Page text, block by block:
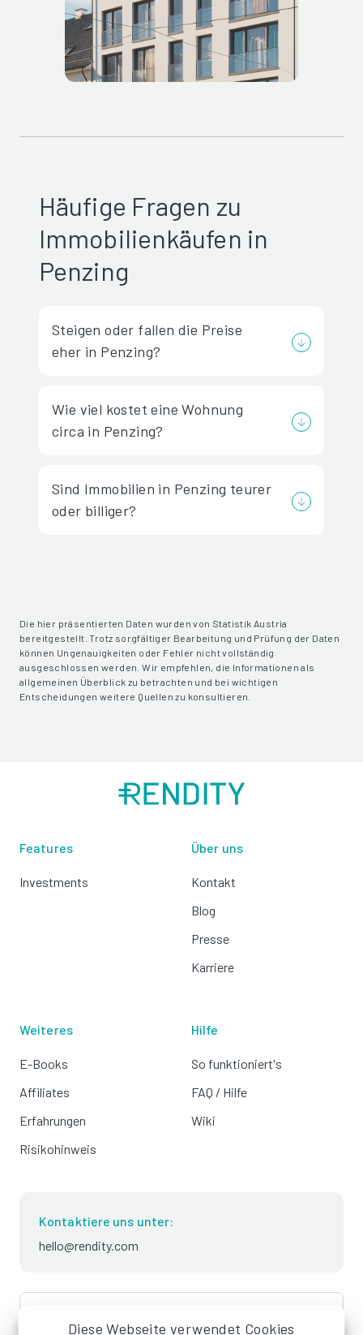
Diese Webseite verwendet Cookies
Häufige Fragen zu
Immobilienkäufen in
Penzing
Steigen oder fallen die Preise
eher in Penzing?
Wie viel kostet eine Wohnung
circa in Penzing?
Sind Immobilien in Penzing teurer
oder billiger?
Die hier präsentierten Daten wurden von Statistik Austria
bereitgestellt. Trotz sorgfältiger Bearbeitung und Prüfung der Daten
können Ungenauigkeiten oder Fehler nicht vollständig
ausgeschlossen werden. Wir empfehlen, die Informationen als
allgemeinen Überblick zu betrachten und bei wichtigen
Entscheidungen weitere Quellen zu konsultieren.
Features
Investments
Über uns
Kontakt
Blog
Presse
Karriere
Weiteres
E-Books
Affiliates
Erfahrungen
Risikohinweis
Hilfe
So funktioniert's
FAQ / Hilfe
Wiki
Kontaktiere uns unter:
hello@rendity.com
language